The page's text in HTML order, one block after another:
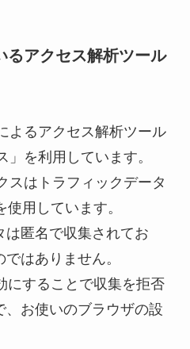
るアクセス解析ツール
よるアクセス解析ツール
」を利用しています。
スはトラフィックデータ
用しています。
は匿名で収集されてお
はありません。
にすることで収集を拒否
お使いのブラウザの設